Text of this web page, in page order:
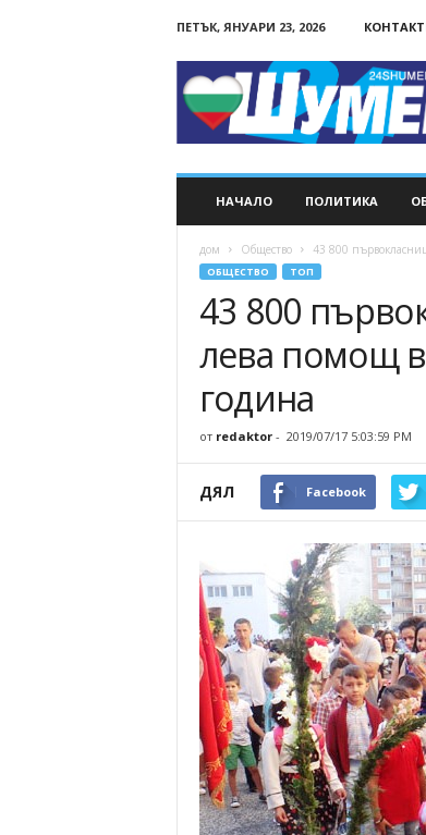
ПЕТЪК, ЯНУАРИ 23, 2026
НАЧАЛО ПОЛИТИКА
дом Общество 43 800
ОБЩЕСТВО ТОП
43 800
лева помощ в
година
от redaktor- 2019/07/17 5:03:59 PM
ДЯЛ Facebook